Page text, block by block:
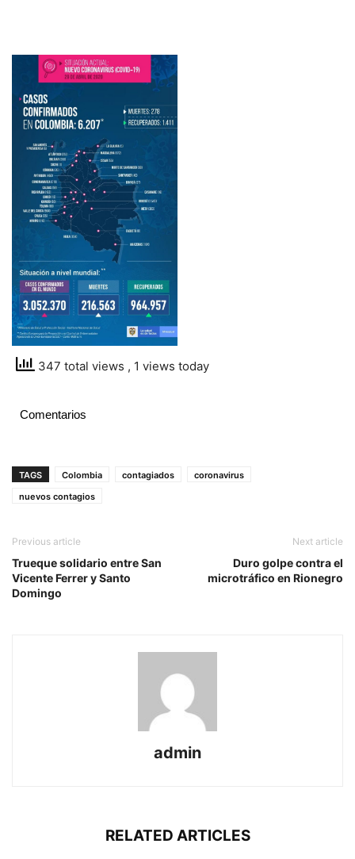
347 total views , 1 views today
Comentarios
TAGS Colombia contagiados
coronavirus
nuevos contagios
Previous article
Trueque solidario entre San
Vicente Ferrer y Santo
Domingo
Next article
Duro golpe contra el
microtráfico en Rionegro
admin
RELATED ARTICLES